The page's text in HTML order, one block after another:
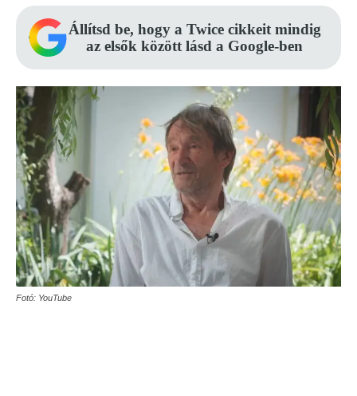
Állítsd be, hogy a Twice cikkeit mindig
az elsők között lásd a Google-ben
Fotó: YouTube